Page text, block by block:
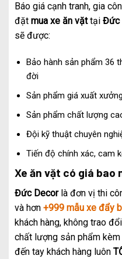
Báo giá cạnh tranh, gia
đặt mua xe ăn vặttại Đức
sẽ được:
Bảo hành sản phẩm 36
đời
Sản phẩm giá xuất
Sản phẩm chất lượng
Đội kỹ thuật chuyên
Tiến độ chính xác, cam
Xe ăn vặt có giá bao
Đức Decorlà đơn vị thi
và hơn +999 mẫu xe đẩy
khách hàng, không trao
chất lượng sản phẩm
đến tay khách hàng luôn